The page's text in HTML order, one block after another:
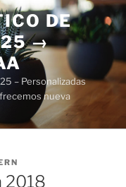
DE
→
– Personalizadas
nueva
2018